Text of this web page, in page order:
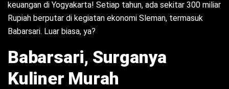
keuangan di Yogyakarta! Setiap tahun, ada sekitar 300 miliar
Rupiah berputar di kegiatan ekonomi Sleman, termasuk
Babarsari. Luar biasa, ya?
Babarsari, Surganya
Kuliner Murah